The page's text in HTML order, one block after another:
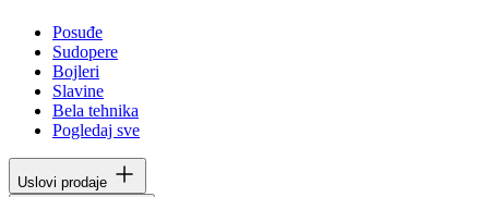
Posuđe
Sudopere
Bojleri
Slavine
Bela tehnika
Pogledaj sve
Uslovi prodaje